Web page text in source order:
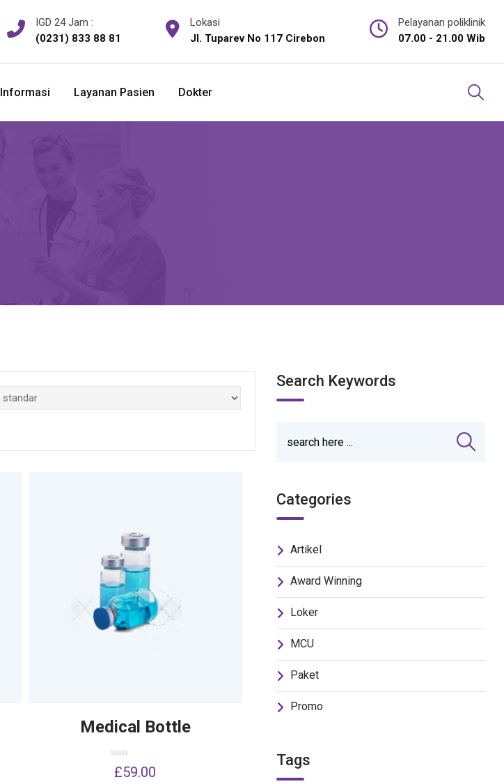
IGD 24 Jam :
(0231) 833 88 81
Lokasi
Jl. Tuparev No 117 Cirebon
Pelayanan poliklinik
07.00 - 21.00 Wib
Informasi Layanan Pasien Dokter
Medical Bottle
Dinilai
0£59.00
Search Keywords
Categories
Artikel
Award Winning
Loker
MCU
Paket
Promo
Tags